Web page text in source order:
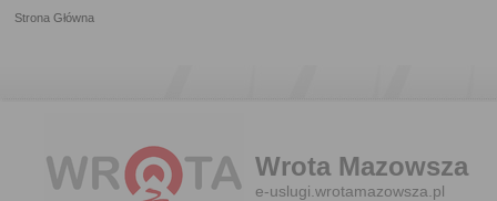
Strona Główna
Wrota Mazowsza
e-uslugi.wrotamazowsza.pl